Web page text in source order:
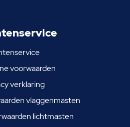
voorwaarden
verklaring
vlaggenmasten
lichtmasten